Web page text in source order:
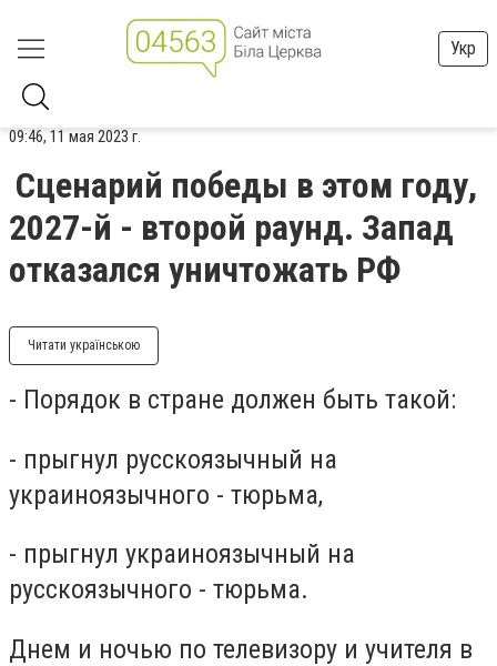
Укр
09:46, 11 мая 2023 г.
Сценарий победы в этом году,
2027-й - второй раунд. Запад
отказался уничтожать РФ
Читати українською
- Порядок в стране должен быть такой:
- прыгнул русскоязычный на
украиноязычного - тюрьма,
- прыгнул украиноязычный на
русскоязычного - тюрьма.
Днем и ночью по телевизору и учителя в